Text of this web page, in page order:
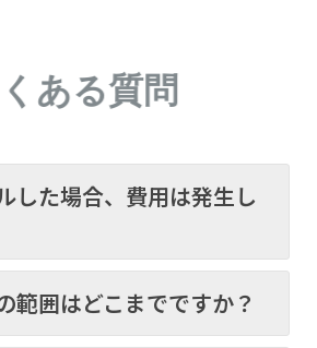
ある質問
した場合、費用は発生し
範囲はどこまでですか？